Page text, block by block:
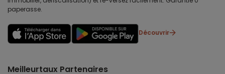
paperasse.
Découvrir
Meilleurtaux Partenaires